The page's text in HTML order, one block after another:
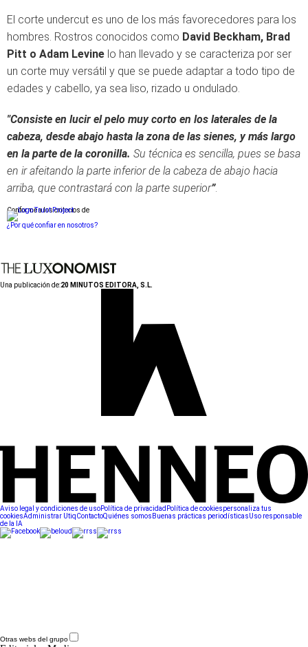
El corte undercut es uno de los más favorecedores para los
hombres. Rostros conocidos como David Beckham, Brad
Pitt o Adam Levine lo han llevado y se caracteriza por ser
un corte muy versátil y que se puede adaptar a todo tipo de
edades y cabello, ya sea liso, rizado u ondulado.
"Consiste en lucir el pelo muy corto en los laterales de la
cabeza, desde abajo hasta la zona de las sienes, y más largo
en la parte de la coronilla. Su técnica es sencilla, pues se basa
en ir afeitando la parte inferior de la cabeza de abajo hacia
arriba, que contrastará con la parte superior”.
Conforme a los criterios de
¿Por qué confiar en nosotros?
Una publicación de:20 MINUTOS EDITORA, S.L.
Aviso legal y condiciones de usoPolítica de privacidad Política de cookiespersonaliza tus
cookiesAdministrar UtiqContactoQuiénes somos Buenas prácticas periodísticasUso responsable
de la IA
Otras webs del grupo